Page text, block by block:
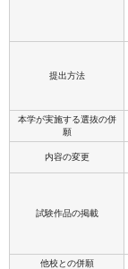
提出方法
本学が実施する選抜の併
願
内容の変更
試験作品の掲載
他校との併願